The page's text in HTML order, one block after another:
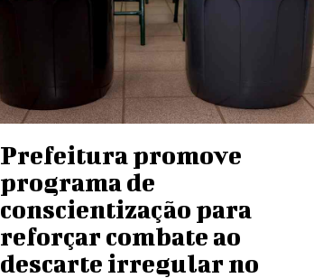
Prefeitura promove
programa de
conscientização para
reforçar combate ao
descarte irregular no